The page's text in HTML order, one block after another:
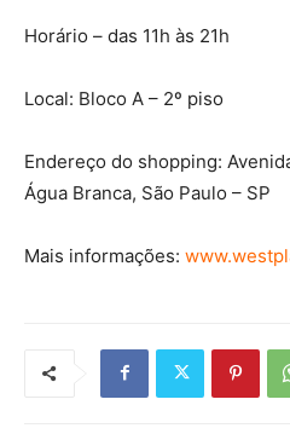
Horário – das 11h às 21h
Local: Bloco A – 2º piso
Endereço do shopping:
Água Branca, São Paulo – SP
Mais informações: